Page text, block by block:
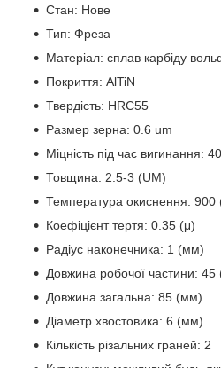
Стан: Нове
Тип: Фреза
Матеріал: сплав карбіду
Покриття: AlTiN
Твердість: HRC55
Размер зерна: 0.6 um
Міцність під час вигинання:
Товщина: 2.5-3 (UM)
Температура окиснення: 900
Коефіцієнт тертя: 0.35 (μ)
Радіус наконечника: 1 (мм)
Довжина робочої частини:
Довжина загальна: 85 (мм)
Діаметр хвостовика: 6 (мм)
Кількість різальних граней: 2